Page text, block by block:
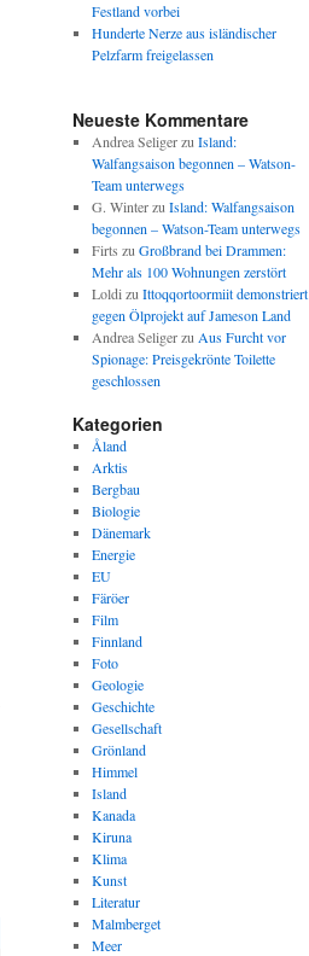
Festland vorbei
Hunderte Nerze aus isländischer
Pelzfarm freigelassen
Neueste Kommentare
Andrea Seligerzu Island:
Walfangsaison begonnen – Watson-
Team unterwegs
G. Winterzu Island: Walfangsaison
begonnen – Watson-Team unterwegs
Firts zu Großbrand bei Drammen:
Mehr als 100 Wohnungen zerstört
Loldi zu Ittoqqortoormiit demonstriert
gegen Ölprojekt auf Jameson Land
Andrea Seligerzu Aus Furcht vor
Spionage: Preisgekrönte Toilette
geschlossen
Kategorien
Åland
Arktis
Bergbau
Biologie
Dänemark
Energie
EU
Färöer
Film
Finnland
Foto
Geologie
Geschichte
Gesellschaft
Grönland
Himmel
Island
Kanada
Kiruna
Klima
Kunst
Literatur
Malmberget
Meer